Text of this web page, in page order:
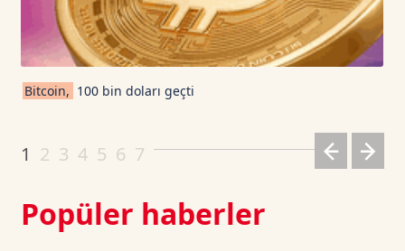
TRON TetherUS 0.3277 0.21
Cardano TetherUS 0.2 6.5
Bitcoin, 100 bin doları geçti
1 2 3 4 5 6 7
Popüler haberler